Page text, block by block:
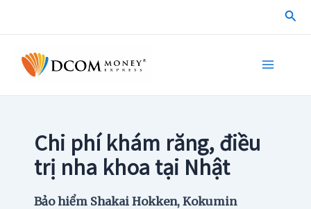
Chi phí khám răng, điều
trị nha khoa tại Nhật
Bảo hiểm Shakai Hokken, Kokumin